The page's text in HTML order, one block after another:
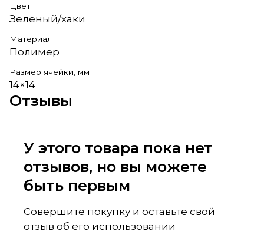
Цвет
Зеленый/хаки
Материал
Полимер
Размер ячейки, мм
14×14
Отзывы
У этого товара пока нет
отзывов, но вы можете
быть первым
Совершите покупку и оставьте свой
отзыв об его использовании